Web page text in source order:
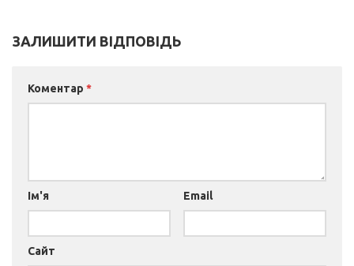
ЗАЛИШИТИ ВІДПОВІДЬ
Коментар *
Ім'я Email
Сайт